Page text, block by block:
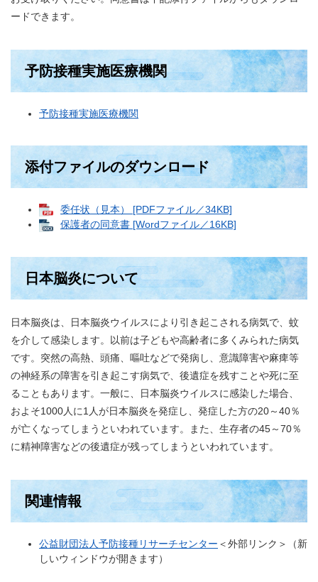
ードできます。
予防接種実施医療機関
予防接種実施医療機関
添付ファイルのダウンロード
委任状（見本） [PDFファイル／34KB]
保護者の同意書 [Wordファイル／16KB]
日本脳炎について
日本脳炎は、日本脳炎ウイルスにより引き起こされる病気で、蚊
を介して感染します。以前は子どもや高齢者に多くみられた病気
です。突然の高熱、頭痛、嘔吐などで発病し、意識障害や麻痺等
の神経系の障害を引き起こす病気で、後遺症を残すことや死に至
ることもあります。一般に、日本脳炎ウイルスに感染した場合、
およそ1000人に1人が日本脳炎を発症し、発症した方の20～40％
が亡くなってしまうといわれています。また、生存者の45～70％
に精神障害などの後遺症が残ってしまうといわれています。​
関連情報
公益財団法人予防接種リサーチセンター ＜外部リンク＞
（新
しいウィンドウが開きます）